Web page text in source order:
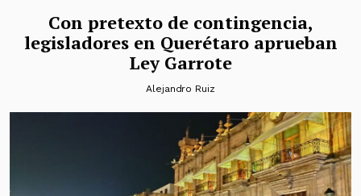
Con pretexto de contingencia,
legisladores en Querétaro aprueban
Ley Garrote
Alejandro Ruiz